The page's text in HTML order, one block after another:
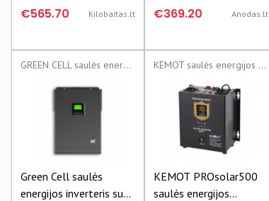
500 532Wh | NL3575
€565.70 Kilobaitas.lt
230VAC 3000VA /
€369.20 Anodas.lt
GREEN CELL saulės energijos inverteriai
Green Cell saulės
energijos inverteris su
KEMOT saulės energijos inverteriai
KEMOT PROsolar500
saulės energijos